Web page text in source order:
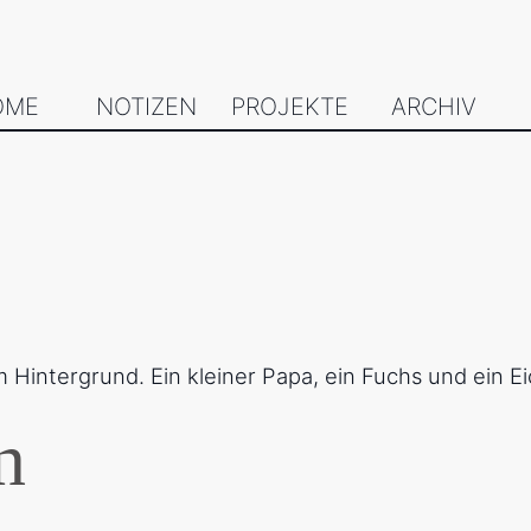
NOTIZEN PROJEKTE ARCHIV